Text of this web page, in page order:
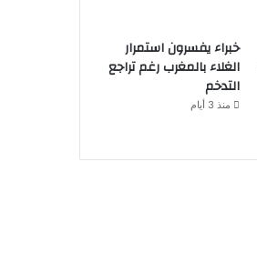
خبراء يفسرون استمرار
الغلاء بالمغرب رغم تراجع
التدخم
منذ 3 أيام